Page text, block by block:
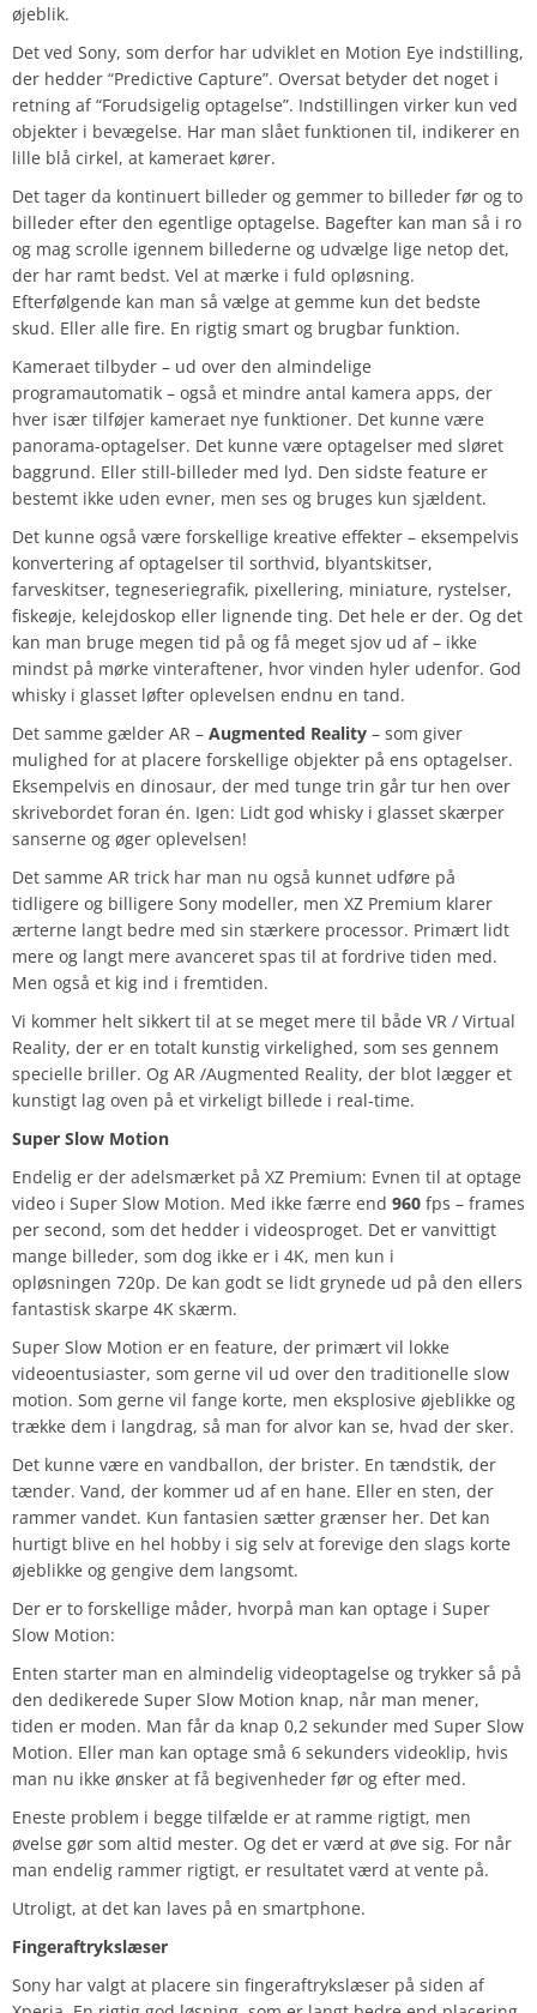
øjeblik.
Det ved Sony, som derfor har udviklet en Motion Eye indstilling,
der hedder “Predictive Capture”. Oversat betyder det noget i
retning af “Forudsigelig optagelse”. Indstillingen virker kun ved
objekter i bevægelse. Har man slået funktionen til, indikerer en
lille blå cirkel, at kameraet kører.
Det tager da kontinuert billeder og gemmer to billeder før og to
billeder efter den egentlige optagelse. Bagefter kan man så i ro
og mag scrolle igennem billederne og udvælge lige netop det,
der har ramt bedst. Vel at mærke i fuld opløsning.
Efterfølgende kan man så vælge at gemme kun det bedste
skud. Eller alle fire. En rigtig smart og brugbar funktion.
Kameraet tilbyder – ud over den almindelige
programautomatik – også et mindre antal kamera apps, der
hver især tilføjer kameraet nye funktioner. Det kunne være
panorama-optagelser. Det kunne være optagelser med sløret
baggrund. Eller still-billeder med lyd. Den sidste feature er
bestemt ikke uden evner, men ses og bruges kun sjældent.
Det kunne også være forskellige kreative effekter – eksempelvis
konvertering af optagelser til sorthvid, blyantskitser,
farveskitser, tegneseriegrafik, pixellering, miniature, rystelser,
fiskeøje, kelejdoskop eller lignende ting. Det hele er der. Og det
kan man bruge megen tid på og få meget sjov ud af – ikke
mindst på mørke vinteraftener, hvor vinden hyler udenfor. God
whisky i glasset løfter oplevelsen endnu en tand.
Det samme gælder AR – Augmented Reality – som giver
mulighed for at placere forskellige objekter på ens optagelser.
Eksempelvis en dinosaur, der med tunge trin går tur hen over
skrivebordet foran én. Igen: Lidt god whisky i glasset skærper
sanserne og øger oplevelsen!
Det samme AR trick har man nu også kunnet udføre på
tidligere og billigere Sony modeller, men XZ Premium klarer
ærterne langt bedre med sin stærkere processor. Primært lidt
mere og langt mere avanceret spas til at fordrive tiden med.
Men også et kig ind i fremtiden.
Vi kommer helt sikkert til at se meget mere til både VR / Virtual
Reality, der er en totalt kunstig virkelighed, som ses gennem
specielle briller. Og AR /Augmented Reality, der blot lægger et
kunstigt lag oven på et virkeligt billede i real-time.
Super Slow Motion
Endelig er der adelsmærket på XZ Premium: Evnen til at optage
video i Super Slow Motion. Med ikke færre end 960 fps – frames
per second, som det hedder i videosproget. Det er vanvittigt
mange billeder, som dog ikke er i 4K, men kun i
opløsningen 720p. De kan godt se lidt grynede ud på den ellers
fantastisk skarpe 4K skærm.
Super Slow Motion er en feature, der primært vil lokke
videoentusiaster, som gerne vil ud over den traditionelle slow
motion. Som gerne vil fange korte, men eksplosive øjeblikke og
trække dem i langdrag, så man for alvor kan se, hvad der sker.
Det kunne være en vandballon, der brister. En tændstik, der
tænder. Vand, der kommer ud af en hane. Eller en sten, der
rammer vandet. Kun fantasien sætter grænser her. Det kan
hurtigt blive en hel hobby i sig selv at forevige den slags korte
øjeblikke og gengive dem langsomt.
Der er to forskellige måder, hvorpå man kan optage i Super
Slow Motion:
Enten starter man en almindelig videoptagelse og trykker så på
den dedikerede Super Slow Motion knap, når man mener,
tiden er moden. Man får da knap 0,2 sekunder med Super Slow
Motion. Eller man kan optage små 6 sekunders videoklip, hvis
man nu ikke ønsker at få begivenheder før og efter med.
Eneste problem i begge tilfælde er at ramme rigtigt, men
øvelse gør som altid mester. Og det er værd at øve sig. For når
man endelig rammer rigtigt, er resultatet værd at vente på.
Utroligt, at det kan laves på en smartphone.
Fingeraftrykslæser
Sony har valgt at placere sin fingeraftrykslæser på siden af